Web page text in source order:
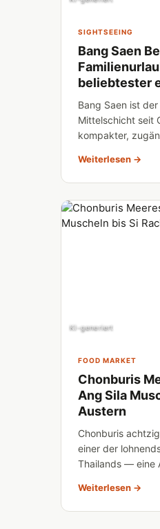
SIGHTSEEING
Bang Saen
beliebtester
Bang Saen ist
Mittelschicht seit
kompakter,
Weiterlesen →
KI-generiert
FOOD MARKET
Chonburis
Ang Sila
Austern
Chonburis
einer der
Thailands — eine
Weiterlesen →